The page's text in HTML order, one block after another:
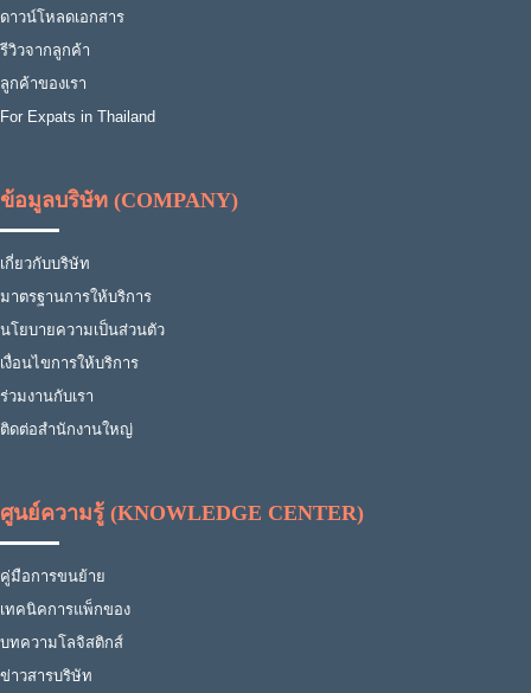
ดาวน์โหลดเอกสาร
รีวิวจากลูกค้า
ลูกค้าของเรา
For Expats in Thailand
ข้อมูลบริษัท (COMPANY)
เกี่ยวกับบริษัท
มาตรฐานการให้บริการ
นโยบายความเป็นส่วนตัว
เงื่อนไขการให้บริการ
ร่วมงานกับเรา
ติดต่อสำนักงานใหญ่
ศูนย์ความรู้ (KNOWLEDGE CENTER)
คู่มือการขนย้าย
เทคนิคการแพ็กของ
บทความโลจิสติกส์
ข่าวสารบริษัท